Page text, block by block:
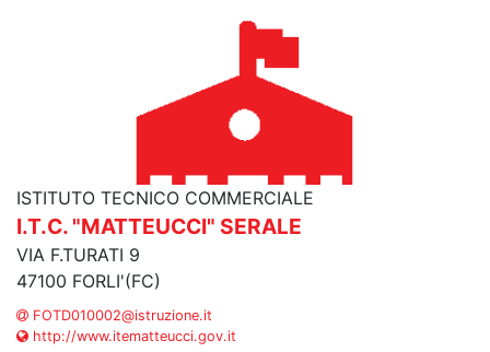
ISTITUTO TECNICO COMMERCIALE
I.T.C. "MATTEUCCI" SERALE
VIA F.TURATI 9
47100 FORLI'(FC)
FOTD010002@istruzione.it
http://www.itematteucci.gov.it